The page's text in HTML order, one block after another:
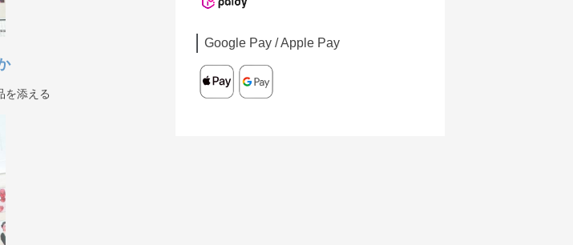
を添える
Google Pay / Apple Pay